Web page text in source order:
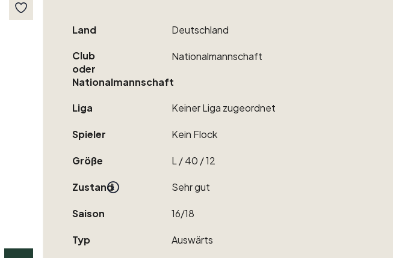
Land Deutschland
Club
oder
Nationalmannschaft
Nationalmannschaft
Liga KeinerLiga zugeordnet
Spieler Kein Flock
Größe L ​/​40 ​/​12
Zustand Sehrgut
Saison 16​/​18
Typ Auswärts